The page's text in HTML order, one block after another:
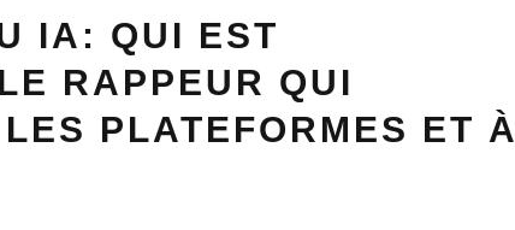
IA: QUI EST
RAPPEUR QUI
PLATEFORMES ET À